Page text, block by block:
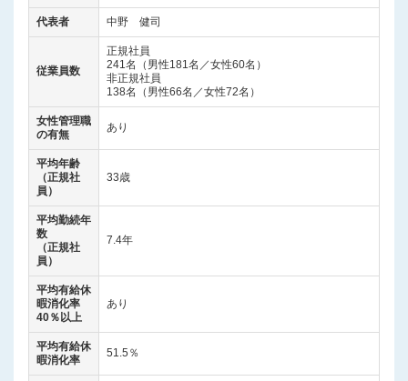
代表者 中野 健司
従業員数
正規社員
241名（男性181名／女性60名）
非正規社員
138名（男性66名／女性72名）
女性管理職
の有無
あり
平均年齢
（正規社
員）
33歳
平均勤続年
数
（正規社
員）
7.4年
平均有給休
暇消化率
40％以上
あり
平均有給休
暇消化率
51.5％